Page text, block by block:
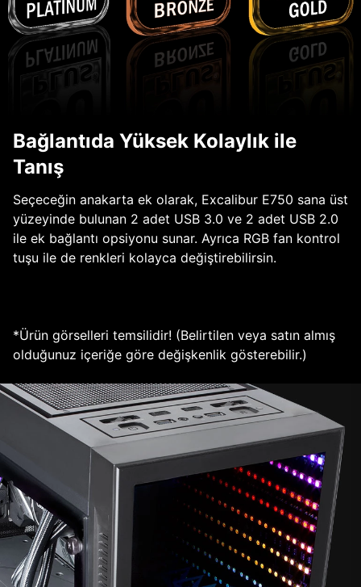
Bağlantıda Yüksek Kolaylık ile
Tanış
Seçeceğin anakarta ek olarak, Excalibur E750 sana üst
yüzeyinde bulunan 2 adet USB 3.0 ve 2 adet USB 2.0
ile ek bağlantı opsiyonu sunar. Ayrıca RGB fan kontrol
tuşu ile de renkleri kolayca değiştirebilirsin.
*Ürün görselleri temsilidir! (Belirtilen veya satın almış
olduğunuz içeriğe göre değişkenlik gösterebilir.)